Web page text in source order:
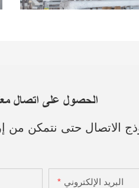
الحصول على اتصال
الاتصال حتى نتمكن
البريد الإلكتروني